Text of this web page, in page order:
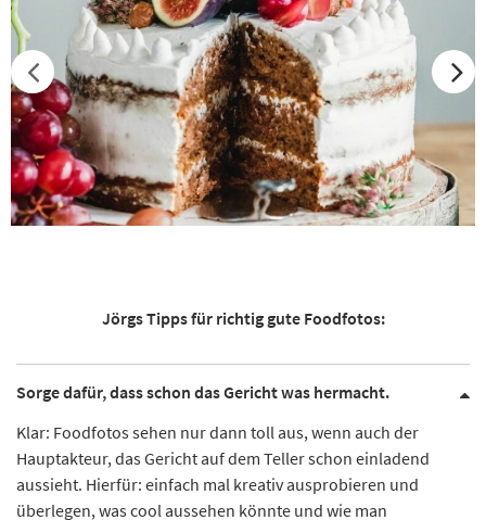
Jörgs Tipps für richtig gute Foodfotos:
Sorge dafür, dass schon das Gericht was hermacht.
Klar: Foodfotos sehen nur dann toll aus, wenn auch der
Hauptakteur, das Gericht auf dem Teller schon einladend
aussieht. Hierfür: einfach mal kreativ ausprobieren und
überlegen, was cool aussehen könnte und wie man